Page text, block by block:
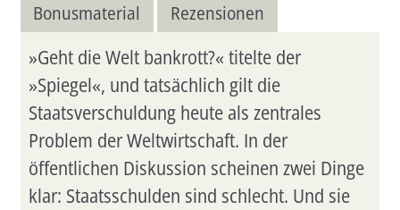
Bonusmaterial
Rezensionen
»Geht die Welt bankrott?« titelte der
»Spiegel«, und tatsächlich gilt die
Staatsverschuldung heute als zentrales
Problem der Weltwirtschaft. In der
öffentlichen Diskussion scheinen zwei Dinge
klar: Staatsschulden sind schlecht. Und sie